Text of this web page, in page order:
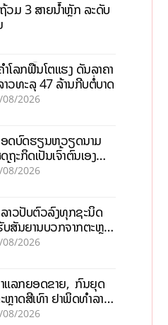
ວມ 3 ສາຍນໍ້າຫຼັກ ລະດັບ
ຳໂລກຟື້ນໂຕແຮງ ດັນລາຄາ
າວທະລຸ 47 ລ້ານກີບຕໍ່ບາດ
08/2026
ດບົດຮຽນຫວຽດນາມ
ດຖະກິດເປັນເຈົ້າຕົນເອງ
ປົ້າໝາຍ 2035
08/2026
າວປັບຕົວລົງທຸກຊະນິດ
ສັນຍານບວກຈາກຕະຫຼາດ
ະ ຊ່ອງແຄບຮໍມູສ
08/2026
ແລກຍອດຂາຍ, ກົນຍຸດ
ຫຼາດສີເທົາ ຢາພິດທຳລາຍ
ໄລຍະຍາວ
08/2026